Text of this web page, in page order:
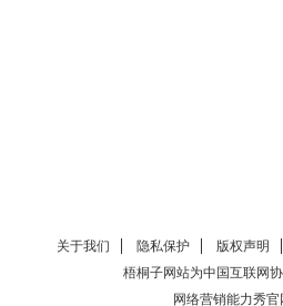
关于我们 隐私保护
版权声明
梧桐子网站为中国互联网
网络营销能力秀官